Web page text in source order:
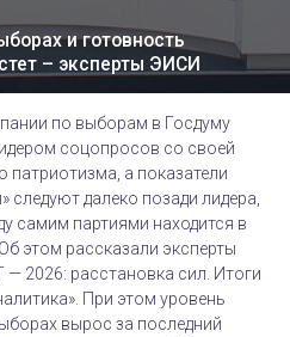
и готовность
– эксперты ЭИСИ
по выборам в Госдуму
соцопросов со своей
патриотизма, а показатели
далеко позади лидера,
самим партиями находится в
этом рассказали эксперты
2026: расстановка сил. Итоги
При этом уровень
вырос за последний